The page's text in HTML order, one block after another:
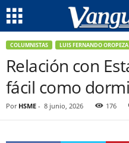
COLUMNISTAS LUIS FERNANDO OROPEZA
Relación con
fácil como
Por HSME - 8 junio, 2026 176